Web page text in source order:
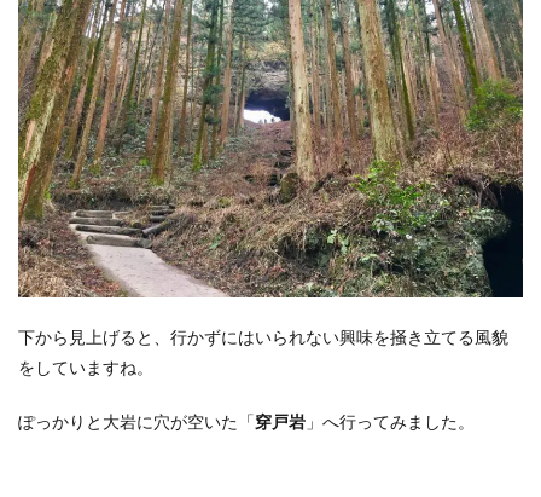
下から見上げると、行かずにはいられない興味を掻き立てる風貌
をしていますね。
ぽっかりと大岩に穴が空いた「穿戸岩 」へ行ってみました。